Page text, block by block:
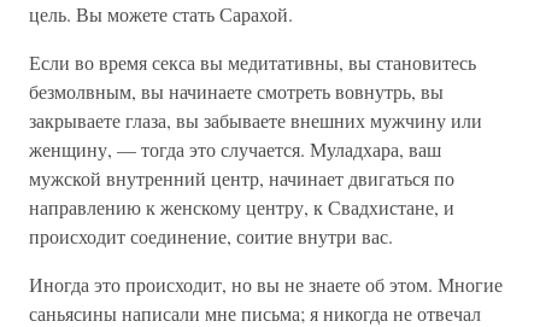
цель. Вы можете стать Сарахой.
Если во время секса вы медитативны, вы становитесь
безмолвным, вы начинаете смотреть вовнутрь, вы
закрываете глаза, вы забываете внешних мужчину или
женщину, — тогда это случается. Муладхара, ваш
мужской внутренний центр, начинает двигаться по
направлению к женскому центру, к Свадхистане, и
происходит соединение, соитие внутри вас.
Иногда это происходит, но вы не знаете об этом. Многие
саньясины написали мне письма; я никогда не отвечал